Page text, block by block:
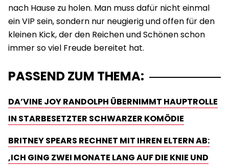
nach Hause zu holen. Man muss dafür nicht einmal
ein VIP sein, sondern nur neugierig und offen für den
kleinen Kick, der den Reichen und Schönen schon
immer so viel Freude bereitet hat.
PASSEND ZUM THEMA:
DA’VINE JOY RANDOLPH ÜBERNIMMT HAUPTROLLE
IN STARBESETZTER SCHWARZER KOMÖDIE
BRITNEY SPEARS RECHNET MIT IHREN ELTERN AB:
‚ICH GING ZWEI MONATE LANG AUF DIE KNIE UND